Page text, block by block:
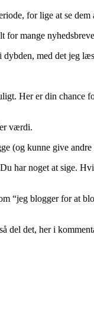
for lige at se dem
for mange
med det jeg
Her er din chance
værdi.
(og kunne give
har noget at sige.
“jeg blogger for at
del det, her i